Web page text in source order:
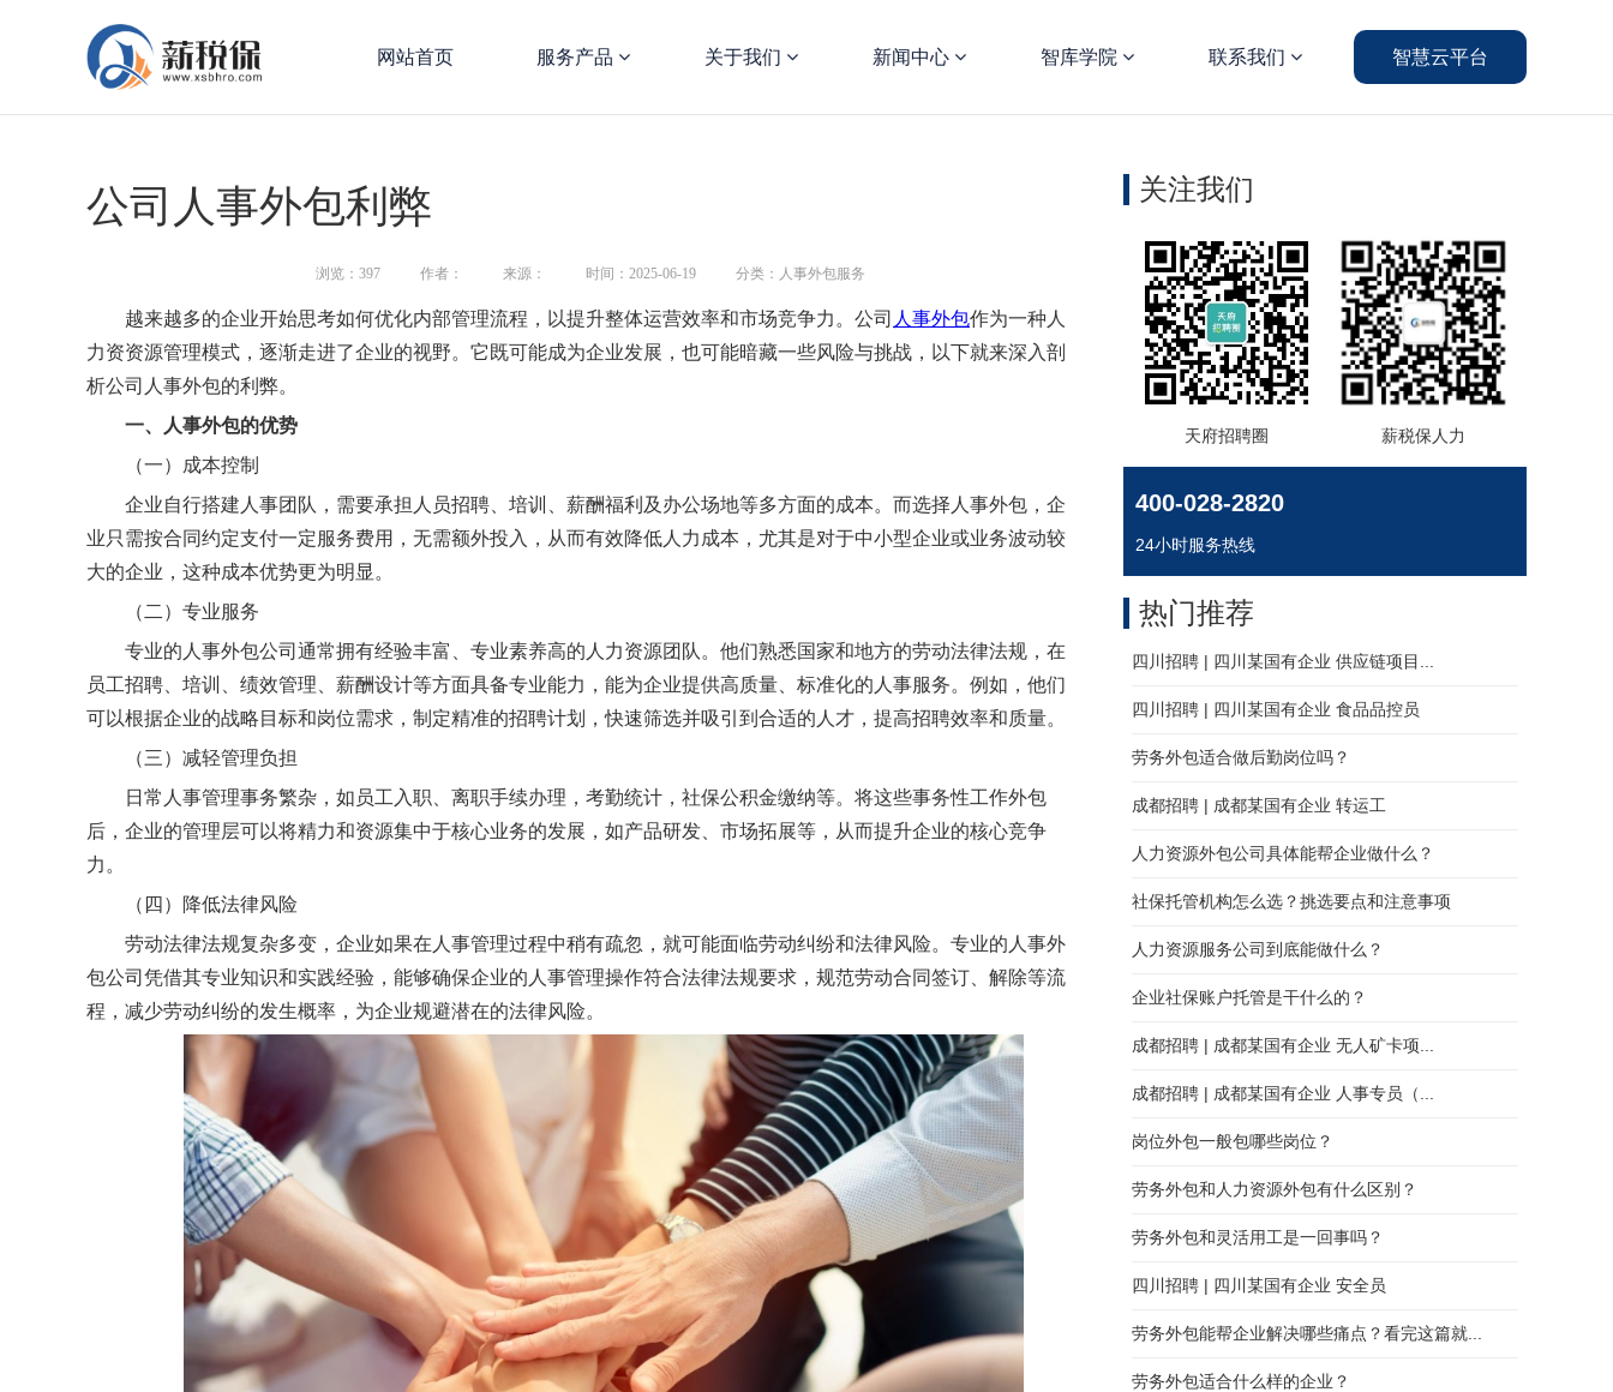
网站首页 服务产品 关于我们 新闻中心 智库学院 联系我们 智慧云平台
公司人事外包利弊
浏览： 397 作者： 来源： 时间：2025-06-19 分类：人事外包服务
越来越多的企业开始思考如何优化内部管理流程，以提升整体运营效率和市场竞争力。公司 人事外包作为一种人
力资资源管理模式，逐渐走进了企业的视野。它既可能成为企业发展，也可能暗藏一些风险与挑战，以下就来深入剖
析公司人事外包的利弊。
一、人事外包的优势
（一）成本控制
企业自行搭建人事团队，需要承担人员招聘、培训、薪酬福利及办公场地等多方面的成本。而选择人事外包，企
业只需按合同约定支付一定服务费用，无需额外投入，从而有效降低人力成本，尤其是对于中小型企业或业务波动较
大的企业，这种成本优势更为明显。
（二）专业服务
专业的人事外包公司通常拥有经验丰富、专业素养高的人力资源团队。他们熟悉国家和地方的劳动法律法规，在
员工招聘、培训、绩效管理、薪酬设计等方面具备专业能力，能为企业提供高质量、标准化的人事服务。例如，他们
可以根据企业的战略目标和岗位需求，制定精准的招聘计划，快速筛选并吸引到合适的人才，提高招聘效率和质量。
（三）减轻管理负担
日常人事管理事务繁杂，如员工入职、离职手续办理，考勤统计，社保公积金缴纳等。将这些事务性工作外包
后，企业的管理层可以将精力和资源集中于核心业务的发展，如产品研发、市场拓展等，从而提升企业的核心竞争
力。
（四）降低法律风险
劳动法律法规复杂多变，企业如果在人事管理过程中稍有疏忽，就可能面临劳动纠纷和法律风险。专业的人事外
包公司凭借其专业知识和实践经验，能够确保企业的人事管理操作符合法律法规要求，规范劳动合同签订、解除等流
程，减少劳动纠纷的发生概率，为企业规避潜在的法律风险。
关注我们
400-028-2820
24小时服务热线
四川招聘 | 四川某国有企业 供应链项目...
四川招聘 | 四川某国有企业 食品品控员
劳务外包适合做后勤岗位吗？
成都招聘 | 成都某国有企业 转运工
人力资源外包公司具体能帮企业做什么？
社保托管机构怎么选？挑选要点和注意事项
人力资源服务公司到底能做什么？
企业社保账户托管是干什么的？
成都招聘 | 成都某国有企业 无人矿卡项...
成都招聘 | 成都某国有企业 人事专员（...
岗位外包一般包哪些岗位？
劳务外包和人力资源外包有什么区别？
劳务外包和灵活用工是一回事吗？
四川招聘 | 四川某国有企业 安全员
劳务外包能帮企业解决哪些痛点？看完这篇就...
劳务外包适合什么样的企业？
热门推荐
天府招聘圈 薪税保人力